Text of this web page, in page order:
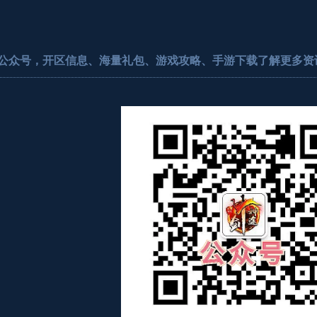
众号，开区信息、海量礼包、游戏攻略、手游下载了解更多